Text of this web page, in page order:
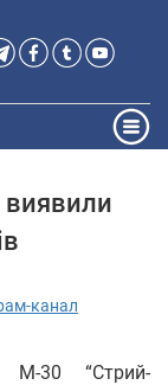
виявили
канал
М-30 “Стрий-